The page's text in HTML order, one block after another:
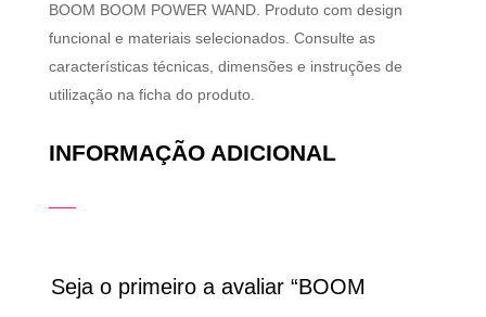
BOOM BOOM POWER WAND. Produto com design
funcional e materiais selecionados. Consulte as
características técnicas, dimensões e instruções de
utilização na ficha do produto.
INFORMAÇÃO ADICIONAL
Seja o primeiro a avaliar “BOOM